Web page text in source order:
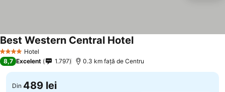
4 Stele Hotel
Best Western Central HotelVedeți prețurile
8,7 Excelent 1.797 0.3 km faţă de Centru
Din 489 lei